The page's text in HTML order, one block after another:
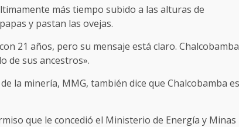
más tiempo subido a las alturas de
y pastan las ovejas.
21 años, pero su mensaje está claro. Chalcobamba
de sus ancestros».
la minería, MMG, también dice que Chalcobamba es
que le concedió el Ministerio de Energía y Minas